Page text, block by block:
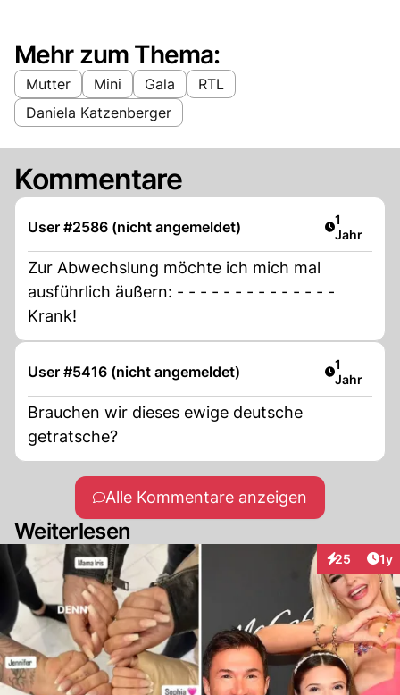
Mehr zum Thema:
Mutter Mini Gala
RTL
Daniela Katzenberger
Kommentare
User #2586 (nicht angemeldet) Artikel
1
Jahr
Zur Abwechslung möchte ich mich mal
ausführlich äußern: - - - - - - - - - - - - - -
Krank!
User #5416 (nicht angemeldet) Artikel
1
Jahr
Brauchen wir dieses ewige deutsche
getratsche?
Alle Kommentare anzeigen
Weiterlesen
25 1y